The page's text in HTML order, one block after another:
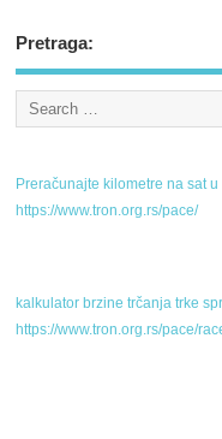
Pretraga:
Preračunajte kilometre na sat
https://www.tron.org.rs/pace/
kalkulator brzine trčanja trke
https://www.tron.org.rs/pace/